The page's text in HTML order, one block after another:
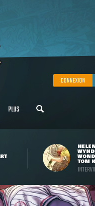
CONNEXION
PLUS
TOM